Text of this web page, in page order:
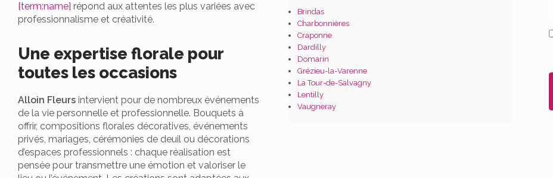
[term:name] répond aux attentes les plus variées avec
professionnalisme et créativité.
Une expertise florale pour
toutes les occasions
Alloin Fleurs intervient pour de nombreux événements
de la vie personnelle et professionnelle. Bouquets à
offrir, compositions florales décoratives, événements
privés, mariages, cérémonies de deuil ou décorations
d’espaces professionnels : chaque réalisation est
pensée pour transmettre une émotion et valoriser le
Brindas
Charbonnières
Craponne
Dardilly
Domarin
Grézieu-la-Varenne
La Tour-de-Salvagny
Lentilly
Vaugneray